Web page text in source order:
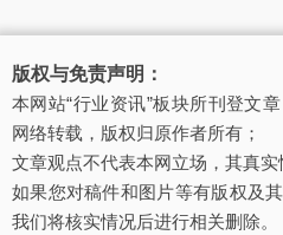
版权与免责声明：
本网站“行业资讯”板块所刊登文
网络转载，版权归原作者所有；
文章观点不代表本网立场，其真实
如果您对稿件和图片等有版权及
我们将核实情况后进行相关删除。